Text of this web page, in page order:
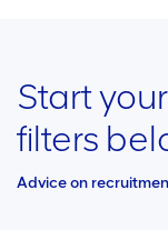
Start
filters
Advice on